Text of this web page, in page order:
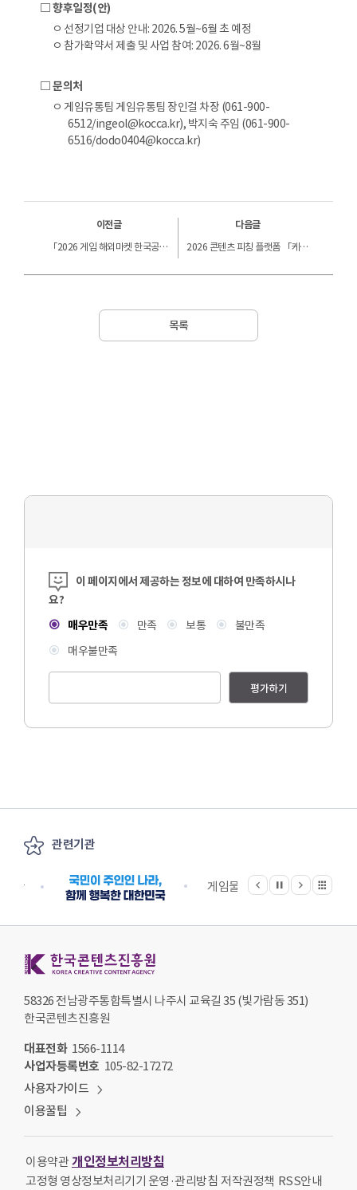
□ 향후일정(안)
ㅇ 선정기업 대상 안내: 2026. 5월~6월 초 예정
ㅇ 참가확약서 제출 및 사업 참여: 2026. 6월~8월
□ 문의처
ㅇ 게임유통팀 게임유통팀 장인걸 차장 (061-900-
6512/ingeol@kocca.kr), 박지숙 주임 (061-900-
6516/dodo0404@kocca.kr)
이전글
「2026 게임 해외마켓 한국공동관(브라질게임쇼) 참가기업」 선정평가 결과 안내
다음글
2026 콘텐츠 피칭 플랫폼 「케이녹(KNOCK) 스페셜라운드 X NextRise」참가기업 최종 선정결과
목록
콘텐츠 만족도 조사
이 페이지에서 제공하는 정보에 대하여 만족하시나
요?
매우만족
만족 보통
불만족
매우불만족
평가하기
관련기관
게임물관리위원회
이전
정지
다음 관련기관 전체보기
58326 전남광주통합특별시 나주시 교육길 35 (빛가람동 351)
한국콘텐츠진흥원
대표전화 1566-1114
사업자등록번호 105-82-17272
사용자가이드
이용꿀팁
이용약관 개인정보처리방침
고정형 영상정보처리기기 운영·관리방침 저작권정책 RSS안내